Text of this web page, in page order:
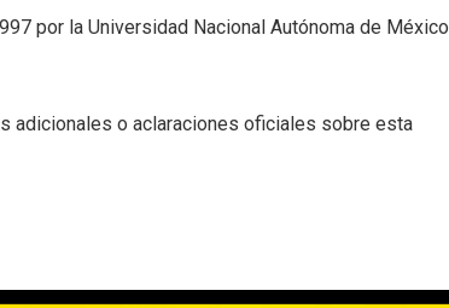
por la Universidad Nacional Autónoma de México
adicionales o aclaraciones oficiales sobre esta